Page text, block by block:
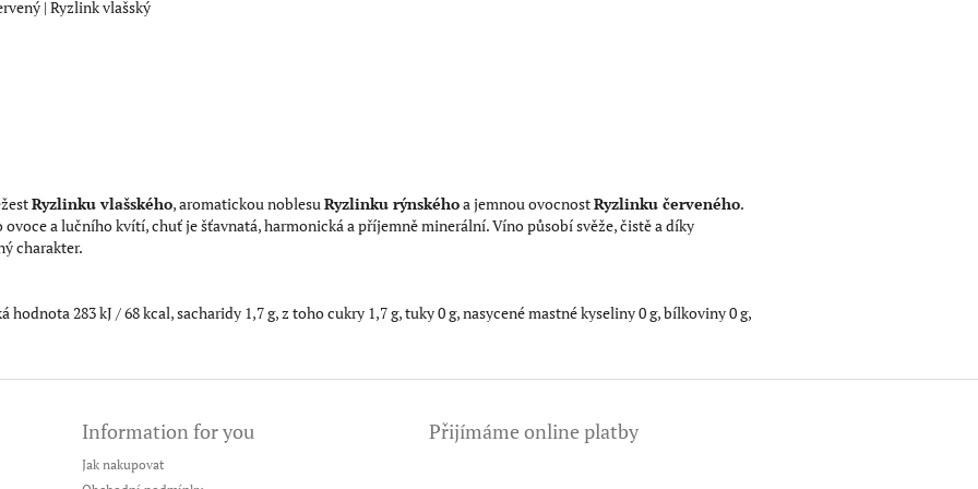
| Ryzlink vlašský
Ryzlinku vlašského, aromatickou noblesu Ryzlinku rýnskéhoa jemnou ovocnostRyzlinku červeného.
a lučního kvítí, chuť je šťavnatá, harmonická a příjemně minerální. Víno působí svěže, čistě a díky
charakter.
hodnota 283 kJ / 68 kcal, sacharidy 1,7 g, z toho cukry 1,7 g, tuky 0 g, nasycené mastné kyseliny 0 g, bílkoviny 0 g,
Information for you
Jak nakupovat
Přijímáme online platby